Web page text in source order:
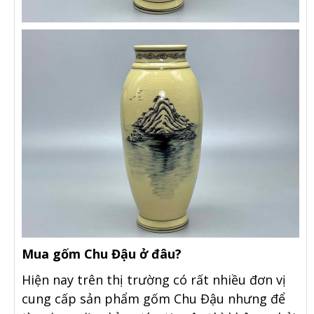
Mua gốm Chu Đậu ở đâu?
Hiện nay trên thị trường có rất nhiều đơn vị
cung cấp sản phẩm gốm Chu Đậu nhưng để